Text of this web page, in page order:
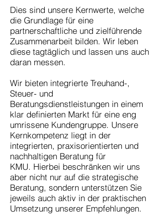
Dies sind unsere Kernwerte, welche
die Grundlage für eine
partnerschaftliche und zielführende
Zusammenarbeit bilden. Wir leben
diese tagtäglich und lassen uns auch
daran messen.
Wir bieten integrierte Treuhand-,
Steuer- und
Beratungsdienstleistungen in einem
klar definierten Markt für eine eng
umrissene Kundengruppe. Unsere
Kernkompetenz liegt in der
integrierten, praxisorientierten und
nachhaltigen Beratung für
KMU. Hierbei beschränken wir uns
aber nicht nur auf die strategische
Beratung, sondern unterstützen Sie
jeweils auch aktiv in der praktischen
Umsetzung unserer Empfehlungen.